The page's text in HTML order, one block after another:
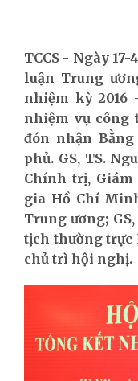
TCCS - Ngày
luận Trung
nhiệm kỳ 2016
nhiệm vụ công
đón nhận
phủ. GS, TS.
Chính trị,
gia Hồ Chí
Trung ương;
tịch thường trực
chủ trì hội nghị.